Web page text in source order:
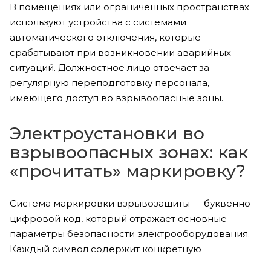
В помещениях или ограниченных пространствах
используют устройства с системами
автоматического отключения, которые
срабатывают при возникновении аварийных
ситуаций. Должностное лицо отвечает за
регулярную переподготовку персонала,
имеющего доступ во взрывоопасные зоны.
Электроустановки во
взрывоопасных зонах: как
«прочитать» маркировку?
Система маркировки взрывозащиты — буквенно-
цифровой код, который отражает основные
параметры безопасности электрооборудования.
Каждый символ содержит конкретную